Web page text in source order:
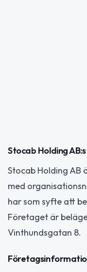
Stocab Holding
Stocab Holding AB
med
har som syfte att
Företaget är
Vinthundsgatan 8.